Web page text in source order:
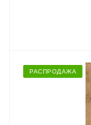
РАСПРОДАЖА